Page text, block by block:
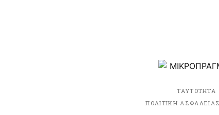
ΤΑΥΤΟΤΗΤΑ
ΠΟΛΙΤΙΚΗ